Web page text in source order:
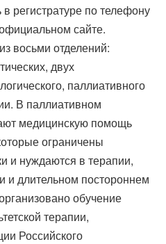
регистратуре по телефону
сайте.
восьми отделений:
двух
паллиативного
В паллиативном
медицинскую помощь
ограничены
и нуждаются в терапии,
и длительном постороннем
обучение
терапии,
Российского